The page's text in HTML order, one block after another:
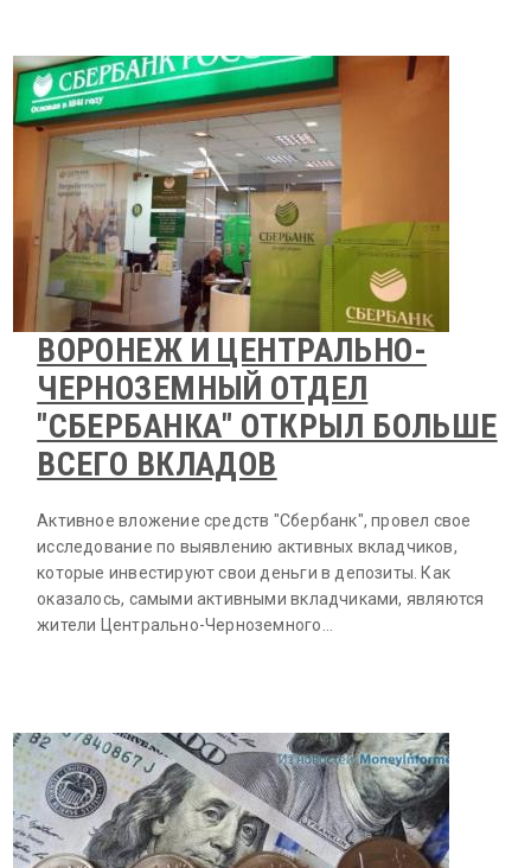
ВОРОНЕЖ И ЦЕНТРАЛЬНО-
ЧЕРНОЗЕМНЫЙ ОТДЕЛ
"СБЕРБАНКА" ОТКРЫЛ БОЛЬШЕ
ВСЕГО ВКЛАДОВ
Активное вложение средств "Сбербанк", провел свое
исследование по выявлению активных вкладчиков,
которые инвестируют свои деньги в депозиты. Как
оказалось, самыми активными вкладчиками, являются
жители Центрально-Черноземного…